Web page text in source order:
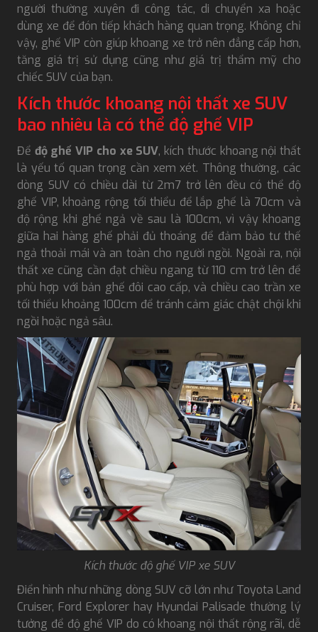
người thường xuyên đi công tác, di chuyển xa hoặc
dùng xe để đón tiếp khách hàng quan trọng. Không chỉ
vậy, ghế VIP còn giúp khoang xe trở nên đẳng cấp hơn,
tăng giá trị sử dụng cũng như giá trị thẩm mỹ cho
chiếc SUV của bạn.
Kích thước khoang nội thất xe SUV
bao nhiêu là có thể độ ghế VIP
Để độ ghế VIP cho xe SUV, kích thước khoang nội thất
là yếu tố quan trọng cần xem xét. Thông thường, các
dòng SUV có chiều dài từ 2m7 trở lên đều có thể độ
ghế VIP, khoảng rộng tối thiểu để lắp ghế là 70cm và
độ rộng khi ghế ngả về sau là 100cm, vì vậy khoang
giữa hai hàng ghế phải đủ thoáng để đảm bảo tư thế
ngả thoải mái và an toàn cho người ngồi. Ngoài ra, nội
thất xe cũng cần đạt chiều ngang từ 110 cm trở lên để
phù hợp với bản ghế đôi cao cấp, và chiều cao trần xe
tối thiểu khoảng 100cm để tránh cảm giác chật chội khi
ngồi hoặc ngả sâu.
Kích thước độ ghế VIP xe SUV
Điển hình như những dòng SUV cỡ lớn như Toyota Land
Cruiser, Ford Explorer hay Hyundai Palisade thường lý
tưởng để độ ghế VIP do có khoang nội thất rộng rãi, dễ